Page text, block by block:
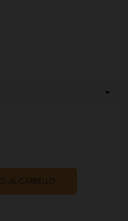
AL CARRELLO